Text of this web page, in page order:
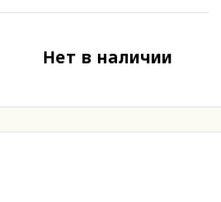
Нет в наличии